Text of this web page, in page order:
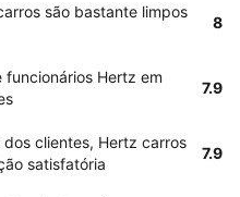
são bastante limpos
8
funcionários Hertz em
7.9
clientes, Hertz carros
satisfatória
7.9